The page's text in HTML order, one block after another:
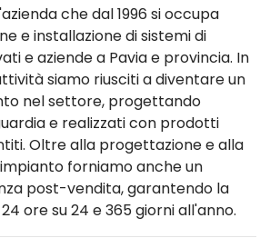
che dal 1996 si occupa
e installazione di sistemi di
e aziende a Pavia e provincia. In
siamo riusciti a diventare un
nel settore, progettando
e realizzati con prodotti
Oltre alla progettazione e alla
forniamo anche un
post-vendita, garantendo la
ore su 24 e 365 giorni all'anno.